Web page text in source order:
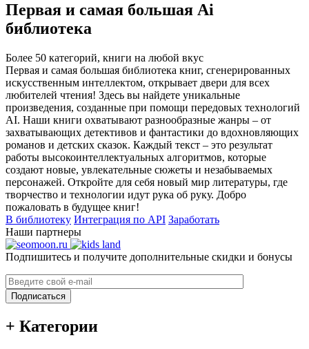
Первая и самая большая Ai
библиотека
Более 50 категорий, книги на любой вкус
Первая и самая большая библиотека книг, сгенерированных
искусственным интеллектом, открывает двери для всех
любителей чтения! Здесь вы найдете уникальные
произведения, созданные при помощи передовых технологий
AI. Наши книги охватывают разнообразные жанры – от
захватывающих детективов и фантастики до вдохновляющих
романов и детских сказок. Каждый текст – это результат
работы высокоинтеллектуальных алгоритмов, которые
создают новые, увлекательные сюжеты и незабываемых
персонажей. Откройте для себя новый мир литературы, где
творчество и технологии идут рука об руку. Добро
пожаловать в будущее книг!
В библиотеку Интеграция по API Заработать
Наши партнеры
Подпишитесь и получите дополнительные скидки и бонусы
Подписаться
+ Категории